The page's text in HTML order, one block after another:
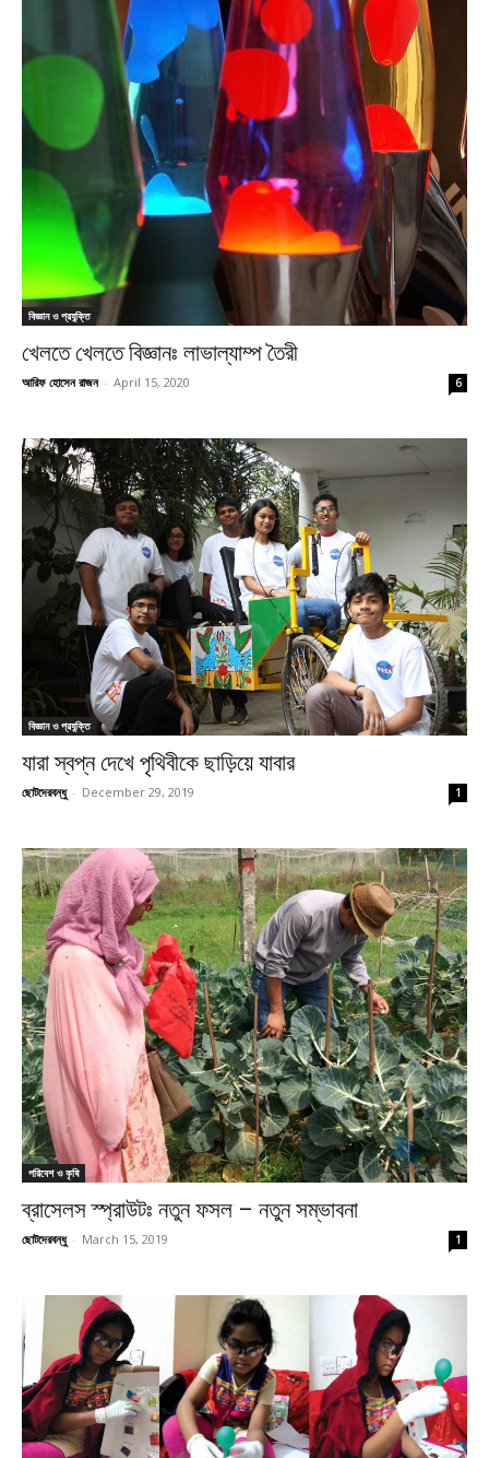
বিজ্ঞান ও প্রযুক্তি
খেলতে খেলতে বিজ্ঞানঃ লাভাল্যাম্প তৈরী
আরিফ হোসেন রাজন - April 15, 2020 6
বিজ্ঞান ও প্রযুক্তি
যারা স্বপ্ন দেখে পৃথিবীকে ছাড়িয়ে যাবার
ছোটদেরবন্ধু - December 29, 2019 1
পরিবেশ ও কৃষি
ব্রাসেলস স্প্রাউটঃ নতুন ফসল – নতুন সম্ভাবনা
ছোটদেরবন্ধু - March 15, 2019 1